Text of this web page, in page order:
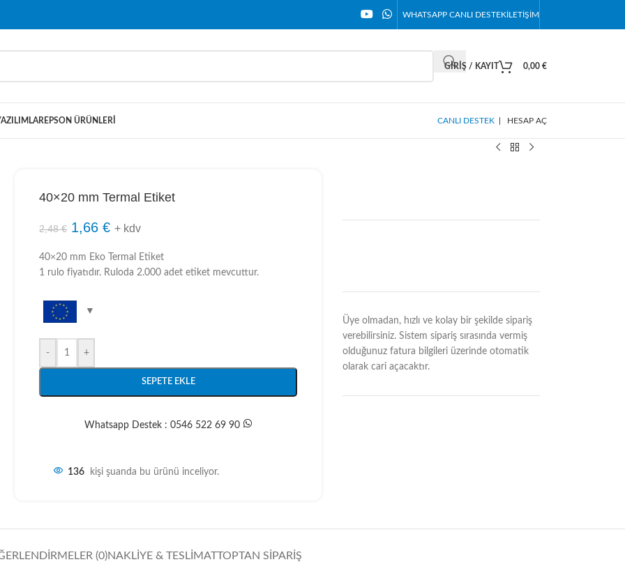
WHATSAPP CANLI DESTEKİLETIŞIM
GIRIŞ / KAYIT 0,00 €
EPSON ÜRÜNLERI CANLI DESTEK HESAP AÇ
40×20 mm Termal Etiket
2,48€ 1,66€ + kdv
40×20 mm Eko Termal Etiket
1 rulo fiyatıdır. Ruloda 2.000 adet etiket mevcuttur.
- +
SEPETE EKLE
Whatsapp Destek : 0546 522 69 90
136 kişi şuanda bu ürünü inceliyor.
Üye olmadan, hızlı ve kolay bir şekilde sipariş
verebilirsiniz. Sistem sipariş sırasında vermiş
olduğunuz fatura bilgileri üzerinde otomatik
olarak cari açacaktır.
(0)NAKLIYE & TESLIMATTOPTAN SIPARIŞ